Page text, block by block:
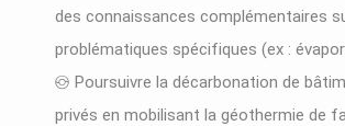
des connaissances complémentaires
problématiques spécifiques (ex :
Poursuivre la décarbonation de
privés en mobilisant la géothermie de